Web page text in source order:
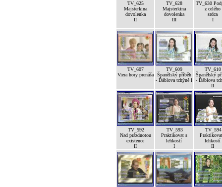
TV_625
Majsterkina
dovolenka
II
TV_628
Majsterkina
dovolenka
III
TV_630
z celého
srdca
I
TV_607
Viera hory prenáša
TV_609
Španělský příběh
- Ďáblova tchýně I
TV_610
Španělský
- Ďáblova
II
TV_592
Nad prázdnotou
existence
II
TV_593
Praktikovat s
lehkostí
I
TV_594
lehkostí
II